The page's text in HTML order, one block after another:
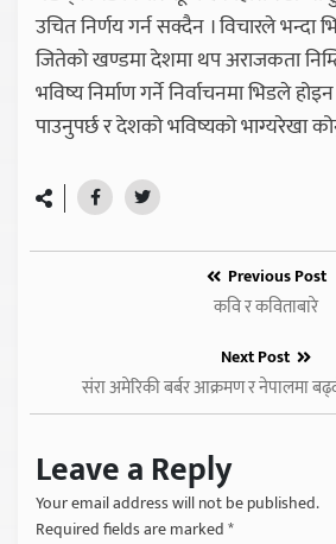
उचित निर्णय गर्न सक्दैन । विचारले भन्दा
जितेको खण्डमा देशमा थप अराजकता
भविष्य निर्माण गर्ने निर्वाचनमा भिडले
पाउनुपर्छ र देशको भविष्यको भाग्यरेखा
Previous Post
कवि र कविताबारे
Next Post
संरा अमेरिकी बर्बर आक्रमण र नेपालमा
Leave a Reply
Your email address will not be published.
Required fields are marked*